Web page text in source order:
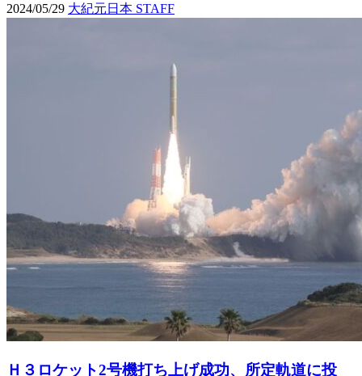
2024/05/29 大紀元日本 STAFF
Ｈ３ロケット2号機打ち上げ成功、所定軌道に投